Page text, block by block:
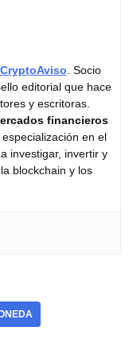
CryptoAviso . Socio
editorial que hace
y escritoras.
financieros
en el
investigar, invertir y
blockchain y los